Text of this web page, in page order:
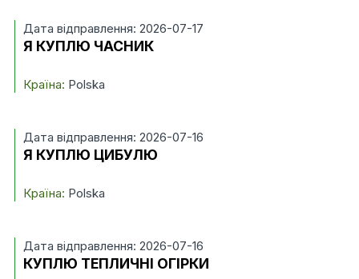
Дата відправлення: 2026-07-17
Я КУПЛЮ ЧАСНИК
Країна: Polska
Дата відправлення: 2026-07-16
Я КУПЛЮ ЦИБУЛЮ
Країна: Polska
Дата відправлення: 2026-07-16
КУПЛЮ ТЕПЛИЧНІ ОГІРКИ